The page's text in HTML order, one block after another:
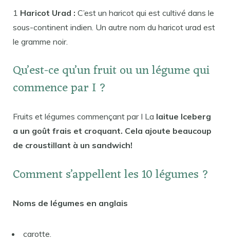
1 Haricot Urad : C’est un haricot qui est cultivé dans le
sous-continent indien. Un autre nom du haricot urad est
le gramme noir.
Qu’est-ce qu’un fruit ou un légume qui
commence par I ?
Fruits et légumes commençant par I La laitue Iceberg
a un goût frais et croquant. Cela ajoute beaucoup
de croustillant à un sandwich!
Comment s’appellent les 10 légumes ?
Noms de légumes en anglais
carotte.